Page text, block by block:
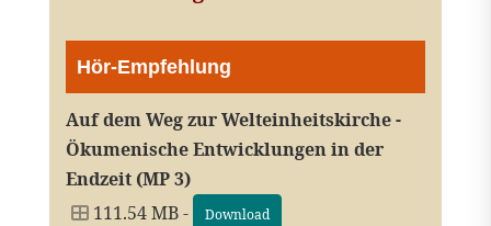
Hör-Empfehlung
Auf dem Weg zur Welteinheitskirche -
Ökumenische Entwicklungen in der
Endzeit (MP 3)
111.54 MB -
Download